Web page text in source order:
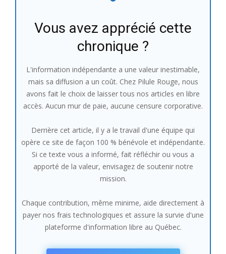
Vous avez apprécié cette
chronique ?
L'information indépendante a une valeur inestimable,
mais sa diffusion a un coût. Chez Pilule Rouge, nous
avons fait le choix de laisser tous nos articles en libre
accès. Aucun mur de paie, aucune censure corporative.
Derrière cet article, il y a le travail d'une équipe qui
opère ce site de façon 100 % bénévole et indépendante.
Si ce texte vous a informé, fait réfléchir ou vous a
apporté de la valeur, envisagez de soutenir notre
mission.
Chaque contribution, même minime, aide directement à
payer nos frais technologiques et assure la survie d'une
plateforme d'information libre au Québec.